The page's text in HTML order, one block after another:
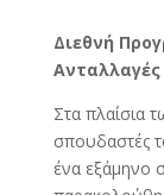
Διεθνή
Ανταλλαγές
Στα πλαίσια
σπουδαστές
ένα εξάµηνο